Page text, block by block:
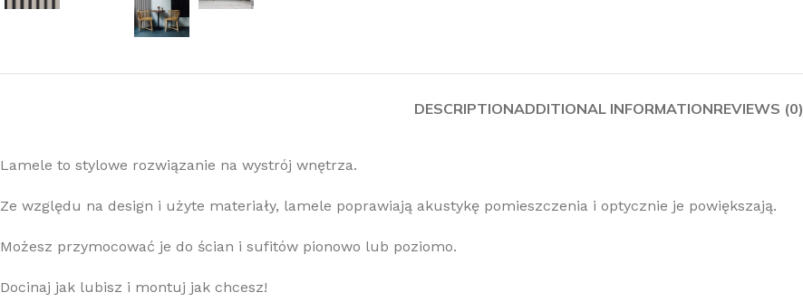
DESCRIPTIONADDITIONAL INFORMATIONREVIEWS (0)
Lamele to stylowe rozwiązanie na wystrój wnętrza.
Ze względu na design i użyte materiały, lamele poprawiają akustykę pomieszczenia i optycznie je powiększają.
Możesz przymocować je do ścian i sufitów pionowo lub poziomo.
Docinaj jak lubisz i montuj jak chcesz!